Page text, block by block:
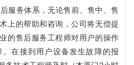
服务体系，无论售前、售中、售
上的帮助和咨询，公司将无偿提
的售后服务工程师对用户的操作
在接到用户设备发生故障的报